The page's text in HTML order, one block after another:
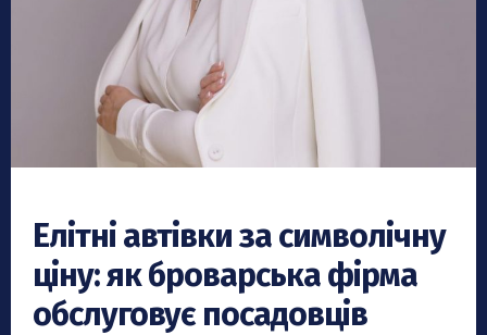
Елітні автівки за символічну
ціну: як броварська фірма
обслуговує посадовців